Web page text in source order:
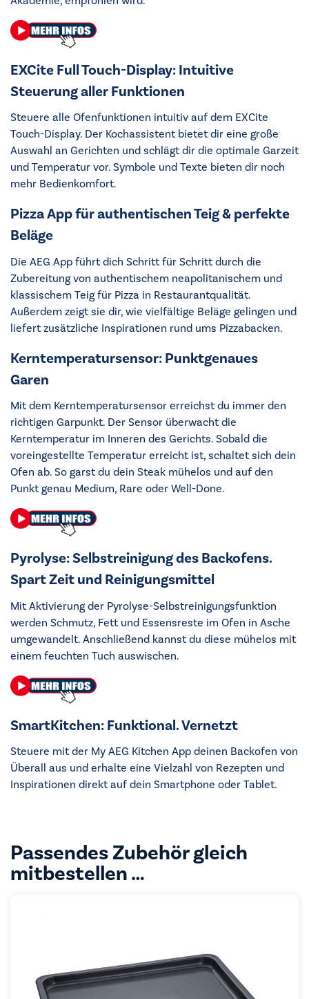
EXCite Full Touch-Display: Intuitive
Steuerung aller Funktionen
Steuere alle Ofenfunktionen intuitiv auf dem EXCite
Touch-Display. Der Kochassistent bietet dir eine große
Auswahl an Gerichten und schlägt dir die optimale Garzeit
und Temperatur vor. Symbole und Texte bieten dir noch
mehr Bedienkomfort.
Pizza App für authentischen Teig & perfekte
Beläge
Die AEG App führt dich Schritt für Schritt durch die
Zubereitung von authentischem neapolitanischem und
klassischem Teig für Pizza in Restaurantqualität.
Außerdem zeigt sie dir, wie vielfältige Beläge gelingen und
liefert zusätzliche Inspirationen rund ums Pizzabacken.
Kerntemperatursensor: Punktgenaues
Garen
Mit dem Kerntemperatursensor erreichst du immer den
richtigen Garpunkt. Der Sensor überwacht die
Kerntemperatur im Inneren des Gerichts. Sobald die
voreingestellte Temperatur erreicht ist, schaltet sich dein
Ofen ab. So garst du dein Steak mühelos und auf den
Punkt genau Medium, Rare oder Well-Done.
Pyrolyse: Selbstreinigung des Backofens.
Spart Zeit und Reinigungsmittel
Mit Aktivierung der Pyrolyse-Selbstreinigungsfunktion
werden Schmutz, Fett und Essensreste im Ofen in Asche
umgewandelt. Anschließend kannst du diese mühelos mit
einem feuchten Tuch auswischen.
SmartKitchen: Funktional. Vernetzt
Steuere mit der My AEG Kitchen App deinen Backofen von
Überall aus und erhalte eine Vielzahl von Rezepten und
Inspirationen direkt auf dein Smartphone oder Tablet.
Passendes Zubehör gleich
mitbestellen …